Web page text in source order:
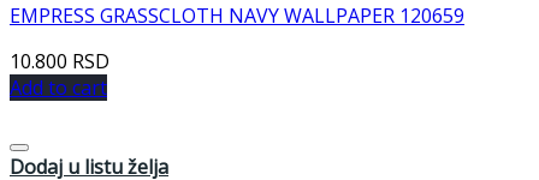
EMPRESS GRASSCLOTH NAVY WALLPAPER 120659
10.800 RSD
Add to cart
Dodaj u listu želja